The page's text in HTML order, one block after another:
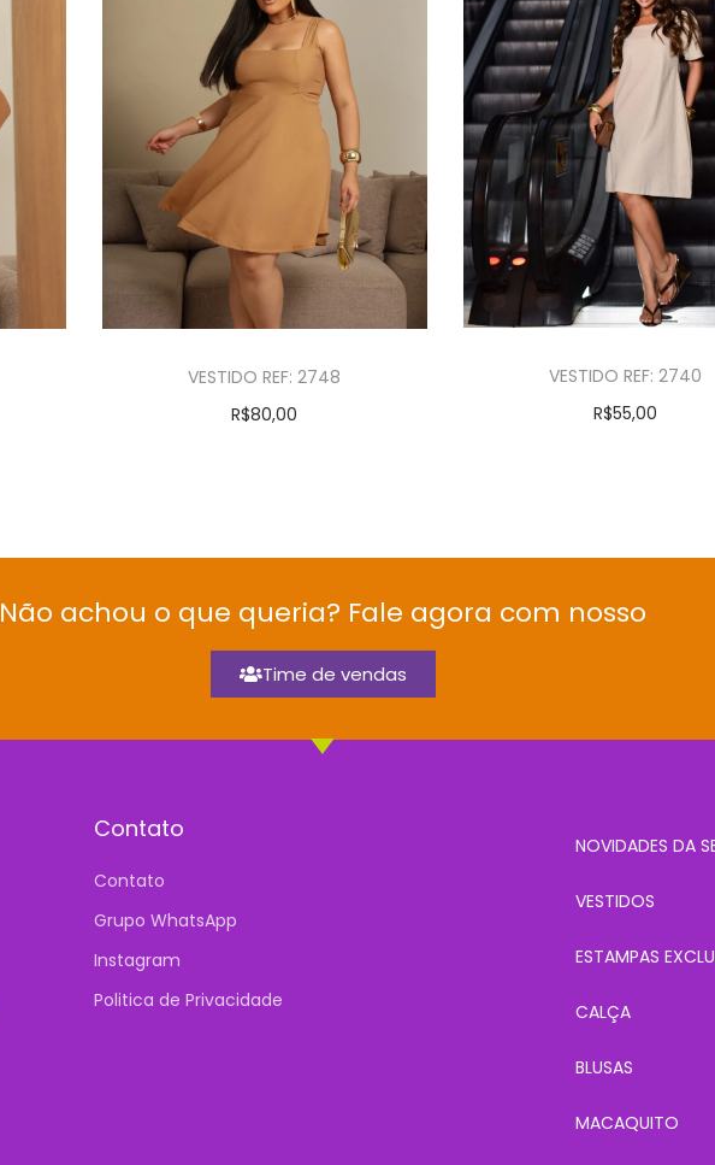
VESTIDO REF: 2748
R$80,00
VESTIDO REF: 2740
R$55,00
Não achou o que queria? Fale agora com nosso
Time de vendas
Contato
Contato
Grupo WhatsApp
Instagram
Politica de Privacidade
NOVIDADES DA
VESTIDOS
ESTAMPAS
CALÇA
BLUSAS
MACAQUITO